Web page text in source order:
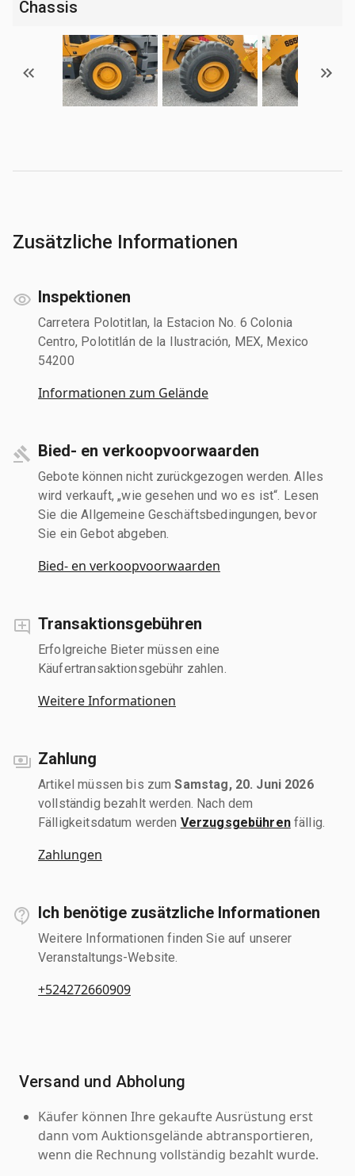
Chassis
Zusätzliche Informationen
Inspektionen
Carretera Polotitlan, la Estacion No. 6 Colonia
Centro, Polotitlán de la Ilustración, MEX, Mexico
54200
Informationen zum Gelände
Bied- en verkoopvoorwaarden
Gebote können nicht zurückgezogen werden. Alles
wird verkauft, „wie gesehen und wo es ist“. Lesen
Sie die Allgemeine Geschäftsbedingungen, bevor
Sie ein Gebot abgeben.
Bied- en verkoopvoorwaarden
Transaktionsgebühren
Erfolgreiche Bieter müssen eine
Käufertransaktionsgebühr zahlen.
Weitere Informationen
Zahlung
Artikel müssen bis zumSamstag, 20. Juni 2026
vollständig bezahlt werden. Nach dem
Fälligkeitsdatum werden Verzugsgebührenfällig.
Zahlungen
Ich benötige zusätzliche Informationen
Weitere Informationen finden Sie auf unserer
Veranstaltungs-Website.
+524272660909
Versand und Abholung
Käufer können Ihre gekaufte Ausrüstung erst
dann vom Auktionsgelände abtransportieren,
wenn die Rechnung vollständig bezahlt wurde.